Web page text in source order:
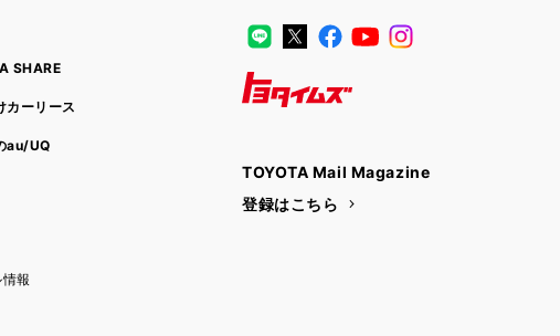
SHARE
カーリース
au/UQ
LINEX Facebook
YouTube
TOYOTA Mail Magazine
登録はこちら
報